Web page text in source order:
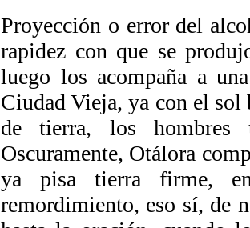
Proyección o error del
rapidez con que se
luego los acompaña a
Ciudad Vieja, ya con el
de tierra, los hombres
Oscuramente, Otálora
ya pisa tierra firme,
remordimiento, eso sí, de